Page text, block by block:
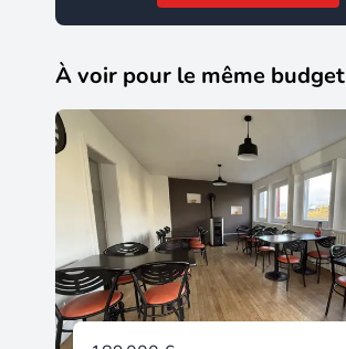
À voir pour le même budget